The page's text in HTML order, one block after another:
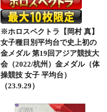
※ホロスペクトラ【岡村 真】
女子種目別平均台で史上初の
金メダル 第19回アジア競技大
会（2022/杭州）金メダル（体
操競技 女子 平均台）
（23.9.29）